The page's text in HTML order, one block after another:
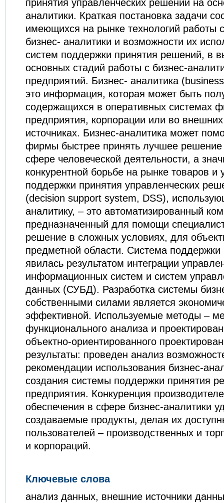
принятия управленческих решений на
аналитики. Краткая постановка задачи
имеющихся на рынке технологий работы
бизнес- аналитики и возможности их
систем поддержки принятия решений, в
основных стадий работы с бизнес-
предприятий. Бизнес- аналитика
это информация, которая может быть
содержащихся в оперативных системах
предприятия, корпорации или во
источниках. Бизнес-аналитика может
фирмы быстрее принять лучшее
сфере человеческой деятельности, а
конкурентной борьбе на рынке товаров и
поддержки принятия управленческих
(decision support system, DSS),
аналитику, – это автоматизированный
предназначенный для помощи
решение в сложных условиях, для
предметной области. Система
явилась результатом интеграции
информационных систем и систем
данных (СУБД). Разработка системы
собственными силами является
эффективной. Используемые методы –
функционального анализа и
объектно-ориентированного
результаты: проведен анализ
рекомендации использования бизнес-
создания системы поддержки принятия
предприятия. Конкуренция
обеспечения в сфере бизнес-аналитики
создаваемые продукты, делая их
пользователей – производственных и
и корпораций.
Ключевые слова
анализ данных, внешние источники